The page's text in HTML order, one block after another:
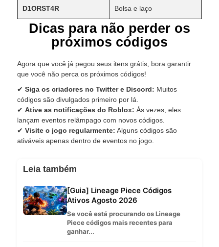
D1ORST4R Bolsa e laço
Dicas para não perder os
próximos códigos
Agora que você já pegou seus itens grátis, bora garantir
que você não perca os próximos códigos!
✔ Siga os criadores no Twitter e Discord: Muitos
códigos são divulgados primeiro por lá.
✔ Ative as notificações do Roblox: Às vezes, eles
lançam eventos relâmpago com novos códigos.
✔ Visite o jogo regularmente: Alguns códigos são
ativáveis apenas dentro de eventos no jogo.
Leia também
[Guia] Lineage Piece Códigos
Ativos Agosto 2026
Se você está procurando os Lineage
Piece códigos mais recentes para
ganhar...